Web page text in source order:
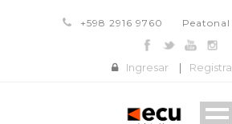
+598 2916 9760 Peatonal
Ingresar |